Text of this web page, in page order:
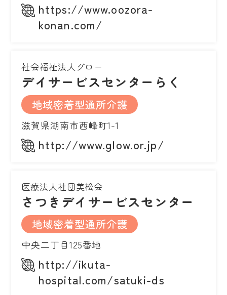
https://www.oozora-
konan.com/
社会福祉法人グロー
デイサービスセンターらく
地域密着型通所介護
滋賀県湖南市西峰町1-1
http://www.glow.or.jp/
医療法人社団美松会
さつきデイサービスセンター
地域密着型通所介護
中央二丁目125番地
http://ikuta-
hospital.com/satuki-ds